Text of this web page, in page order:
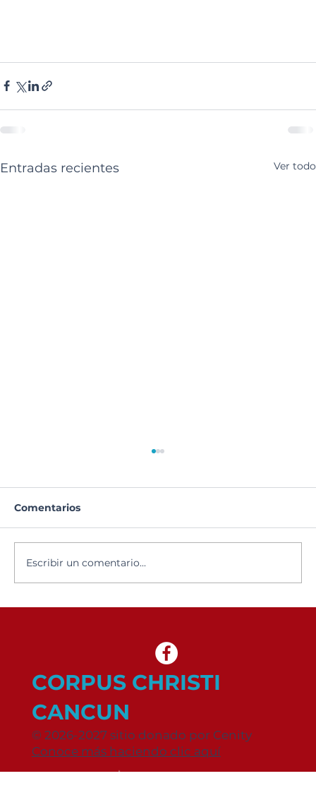
Entradas recientes Ver todo
Comentarios
Escribir un comentario...
CORPUS CHRISTI
CANCUN
© 2026-2027 sitio donado por Cenity
Conoce más haciendo clic aquí